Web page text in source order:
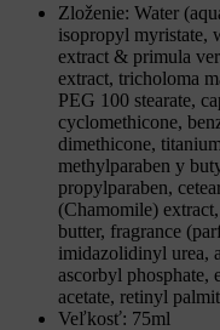
Zloženie: Water
isopropyl myristate,
extract & primula
extract, tricholoma
PEG 100 stearate,
cyclomethicone,
dimethicone,
methylparaben y
propylparaben,
(Chamomile)
butter, fragrance
imidazolidinyl urea,
ascorbyl phosphate,
acetate, retinyl
Veľkosť: 75ml